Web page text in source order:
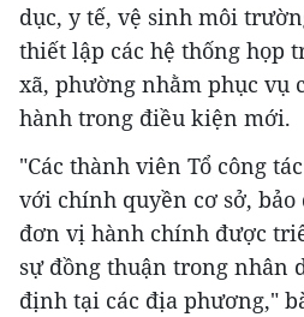
dục, y tế, vệ sinh môi
thiết lập các hệ thống họp
xã, phường nhằm phục vụ
hành trong điều kiện mới.
"Các thành viên Tổ công
với chính quyền cơ sở, bảo
đơn vị hành chính được
sự đồng thuận trong nhân
định tại các địa phương,"